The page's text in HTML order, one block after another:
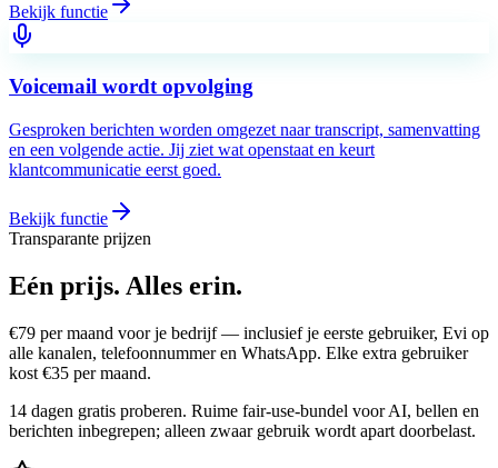
Bekijk functie
Voicemail wordt opvolging
Gesproken berichten worden omgezet naar transcript, samenvatting
en een volgende actie. Jij ziet wat openstaat en keurt
klantcommunicatie eerst goed.
Bekijk functie
Transparante prijzen
Eén prijs. Alles erin.
€79 per maand voor je bedrijf — inclusief je eerste gebruiker, Evi op
alle kanalen, telefoonnummer en WhatsApp. Elke extra gebruiker
kost €35 per maand.
14 dagen gratis proberen. Ruime fair-use-bundel voor AI, bellen en
berichten inbegrepen; alleen zwaar gebruik wordt apart doorbelast.